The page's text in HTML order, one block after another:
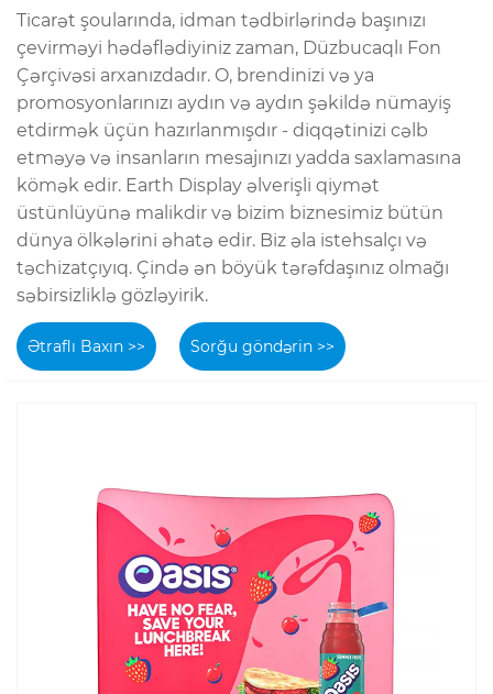
Ticarət şoularında, idman tədbirlərində başınızı
çevirməyi hədəflədiyiniz zaman, Düzbucaqlı Fon
Çərçivəsi arxanızdadır. O, brendinizi və ya
promosyonlarınızı aydın və aydın şəkildə nümayiş
etdirmək üçün hazırlanmışdır - diqqətinizi cəlb
etməyə və insanların mesajınızı yadda saxlamasına
kömək edir. Earth Display əlverişli qiymət
üstünlüyünə malikdir və bizim biznesimiz bütün
dünya ölkələrini əhatə edir. Biz əla istehsalçı və
təchizatçıyıq. Çində ən böyük tərəfdaşınız olmağı
səbirsizliklə gözləyirik.
Ətraflı Baxın >> Sorğu göndərin >>